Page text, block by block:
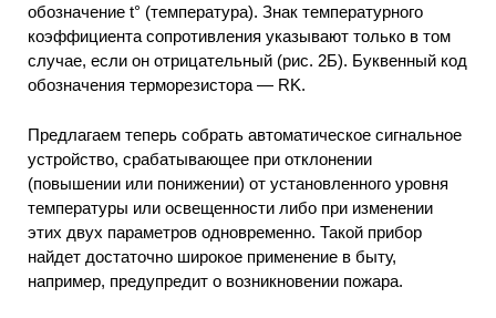
обозначение t° (температура). Знак температурного
коэффициента сопротивления указывают только в том
случае, если он отрицательный (рис. 2Б). Буквенный код
обозначения терморезистора — RK.
Предлагаем теперь собрать автоматическое сигнальное
устройство, срабатывающее при отклонении
(повышении или понижении) от установленного уровня
температуры или освещенности либо при изменении
этих двух параметров одновременно. Такой прибор
найдет достаточно широкое применение в быту,
например, предупредит о возникновении пожара.